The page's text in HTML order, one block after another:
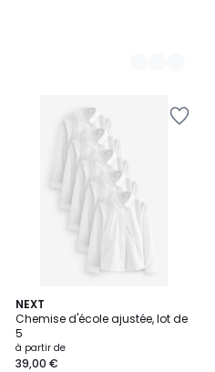
NEXT
Chemise d'école ajustée, lot de
5
à partir de
39,00 €